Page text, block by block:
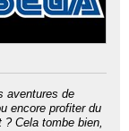
aventures de
encore profiter du
Cela tombe bien,